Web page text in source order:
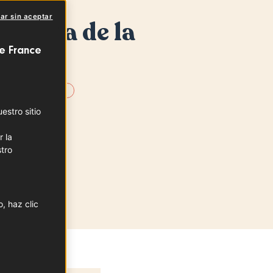
negra de la
France
sitio
la
haz clic
sin aceptar